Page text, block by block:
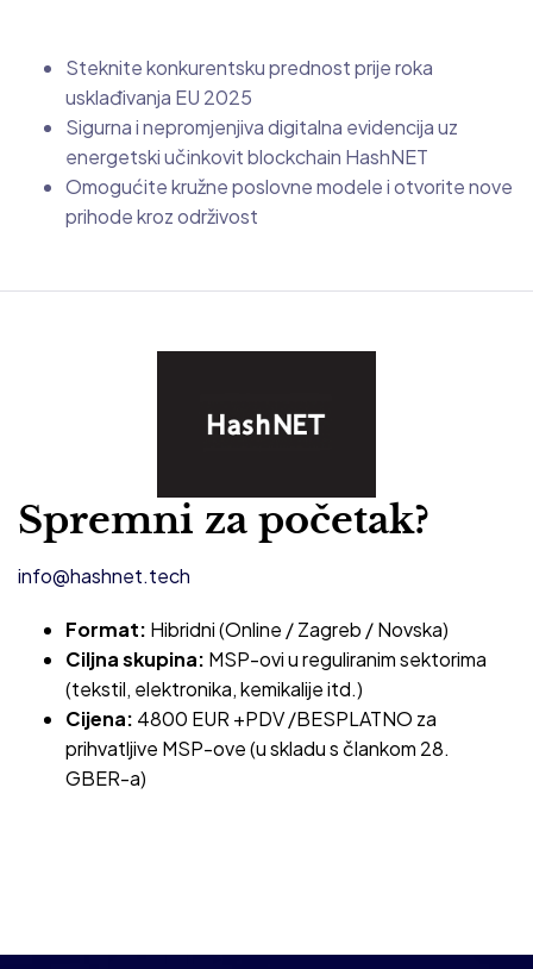
Steknite konkurentsku prednost prije roka
usklađivanja EU 2025
Sigurna i nepromjenjiva digitalna evidencija uz
energetski učinkovit blockchain HashNET
Omogućite kružne poslovne modele i otvorite nove
prihode kroz održivost
Spremni za početak?
info@hashnet.tech
Format: Hibridni (Online / Zagreb / Novska)
Ciljna skupina: MSP-ovi u reguliranim sektorima
(tekstil, elektronika, kemikalije itd.)
Cijena: 4800 EUR +PDV /BESPLATNO za
prihvatljive MSP-ove (u skladu s člankom 28.
GBER-a)